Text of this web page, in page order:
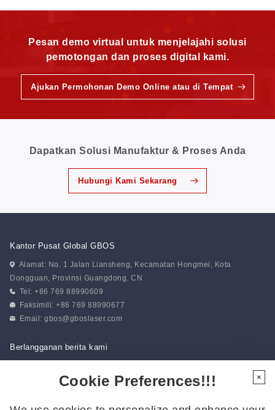
Pesan demo virtual untuk menjelajahi solusi
pemotongan dan proses digital kami.
Ajukan Permohonan Demo Online atau di Tempat
Dapatkan Solusi Manufaktur & Proses Anda
Hubungi Kami Sekarang
Kantor Pusat Global GBOS
Alamat: No. 1 Jalan Liansheng, Kecamatan Hongmei, Kota
Dongguan, Provinsi Guangdong. CN
Tel: +86 769 88990609
Faksimili: +86 769 88990677
Email:gbos@gboslaser.com
Berlangganan berita kami
Cookie Preferences!!! ×